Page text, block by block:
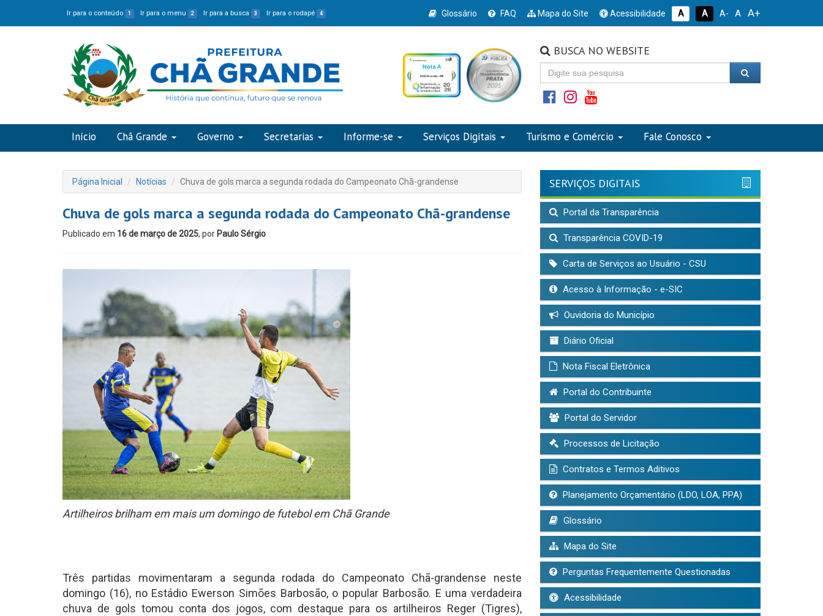
Ir para o conteúdo 1 Ir para o menu 2 Ir para a busca 3 Ir para o rodapé 4 Glossário FAQ Mapa do Site Acessibilidade A A A- A A+
BUSCA NO WEBSITE
Início Chã Grande Governo Secretarias Informe-se Serviços Digitais Turismo e Comércio Fale Conosco
Página Inicial Notícias Chuva de gols marca a segunda rodada do Campeonato Chã-grandense
Chuva de gols marca a segunda rodada do Campeonato Chã-grandense
Publicado em 16 de março de 2025, por Paulo Sérgio
Artilheiros brilham em mais um domingo de futebol em Chã Grande
Três partidas movimentaram a segunda rodada do Campeonato Chã-grandense neste
domingo (16), no Estádio Ewerson Simões Barbosão, o popular Barbosão. E uma verdadeira
chuva de gols tomou conta dos jogos, com destaque para os artilheiros Reger (Tigres),
SERVIÇOS DIGITAIS
Portal da Transparência
Transparência COVID-19
Carta de Serviços ao Usuário - CSU
Acesso à Informação - e-SIC
Ouvidoria do Município
Diário Oficial
Nota Fiscal Eletrônica
Portal do Contribuinte
Portal do Servidor
Processos de Licitação
Contratos e Termos Aditivos
Planejamento Orçamentário (LDO, LOA, PPA)
Glossário
Mapa do Site
Perguntas Frequentemente Questionadas
Acessibilidade